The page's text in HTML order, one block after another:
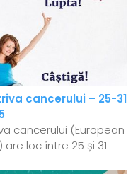
cancerului – 25-31
cancerului (European
loc între 25 și 31